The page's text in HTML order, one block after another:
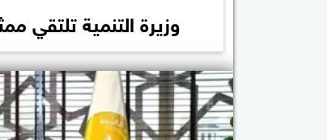
وزيرة التنمية تلتقي